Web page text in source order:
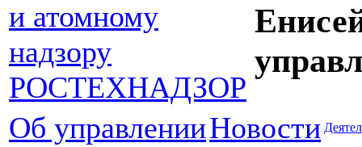
Об управленииНовости